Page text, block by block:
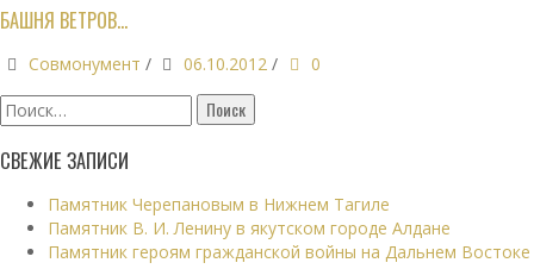
БАШНЯ ВЕТРОВ…
Совмонумент / 06.10.2012 /
0
Найти:
СВЕЖИЕ ЗАПИСИ
Памятник Черепановым в Нижнем Тагиле
Памятник В. И. Ленину в якутском городе Алдане
Памятник героям гражданской войны на Дальнем Востоке